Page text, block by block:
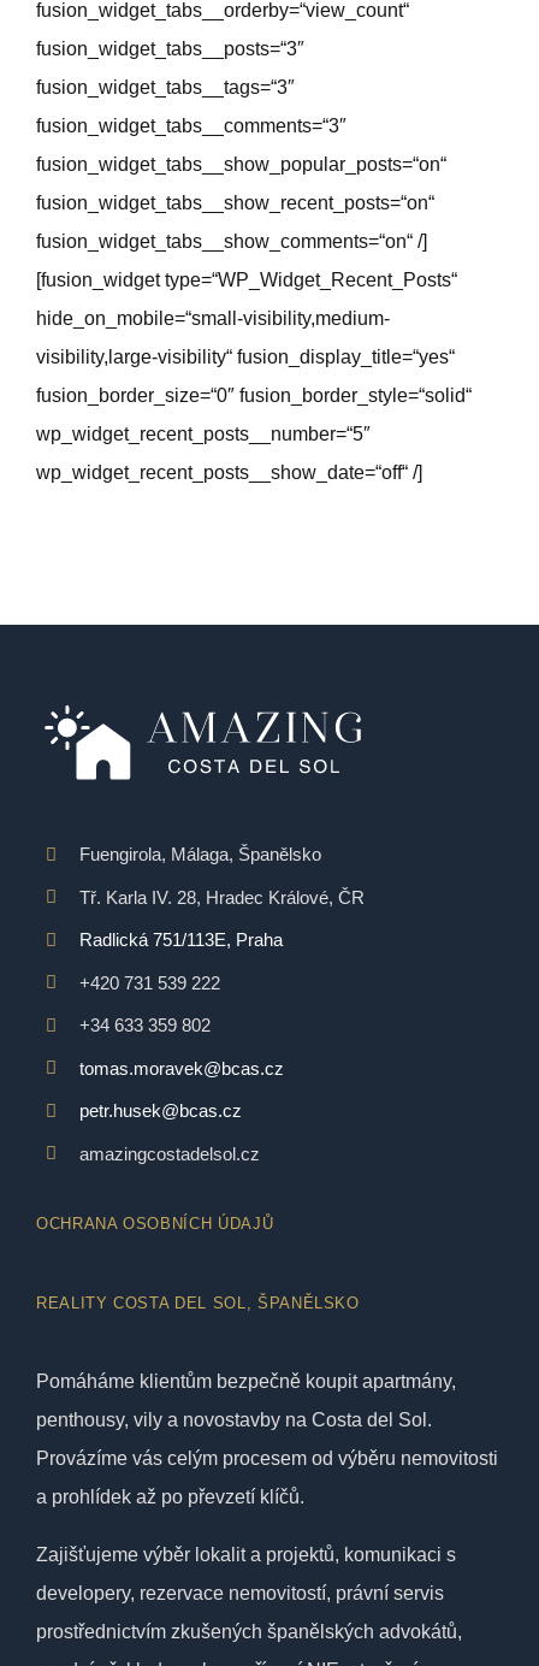
fusion_widget_tabs__orderby=“view_count“
fusion_widget_tabs__posts=“3″
fusion_widget_tabs__tags=“3″
fusion_widget_tabs__comments=“3″
fusion_widget_tabs__show_popular_posts=“on“
fusion_widget_tabs__show_recent_posts=“on“
fusion_widget_tabs__show_comments=“on“ /]
[fusion_widget type=“WP_Widget_Recent_Posts“
hide_on_mobile=“small-visibility,medium-
visibility,large-visibility“ fusion_display_title=“yes“
fusion_border_size=“0″ fusion_border_style=“solid“
wp_widget_recent_posts__number=“5″
wp_widget_recent_posts__show_date=“off“ /]
Fuengirola, Málaga, Španělsko
Tř. Karla IV. 28, Hradec Králové, ČR
Radlická 751/113E, Praha
+420 731 539 222
+34 633 359 802
tomas.moravek@bcas.cz
petr.husek@bcas.cz
amazingcostadelsol.cz
OCHRANA OSOBNÍCH ÚDAJŮ
REALITY COSTA DEL SOL, ŠPANĚLSKO
Pomáháme klientům bezpečně koupit apartmány,
penthousy, vily a novostavby na Costa del Sol.
Provázíme vás celým procesem od výběru nemovitosti
a prohlídek až po převzetí klíčů.
Zajišťujeme výběr lokalit a projektů, komunikaci s
developery, rezervace nemovitostí, právní servis
prostřednictvím zkušených španělských advokátů,